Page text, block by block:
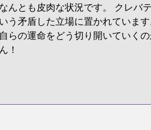
clevatess/list?title_no=7485
なんとも皮肉な状況です。 クレバ
いう矛盾した立場に置かれていま
自らの運命をどう切り開いていく
ん！